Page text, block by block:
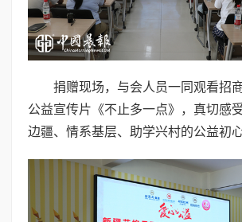
捐赠现场，与会人员一同观看招
公益宣传片《不止多一点》，真切感
边疆、情系基层、助学兴村的公益初